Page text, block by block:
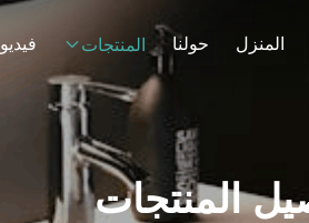
المنزل حولنا المنتجات فيديو
المنتجات